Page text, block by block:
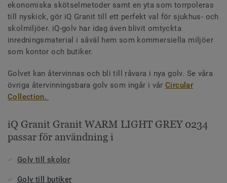
ekonomiska skötselmetoder samt en yta som torrpoleras
till nyskick, gör iQ Granit till ett perfekt val för sjukhus- och
skolmiljöer. iQ-golv har idag även blivit omtyckta
inredningsmaterial i såväl hem som kommersiella miljöer
som kontor och butiker.
Golvet kan återvinnas och bli till råvara i nya golv. Se våra
övriga återvinningsbara golv som ingår i vårCircular
Collection.
iQ Granit Granit WARM LIGHT GREY 0234
passar för användning i
Golv till skolor
Golv till butiker